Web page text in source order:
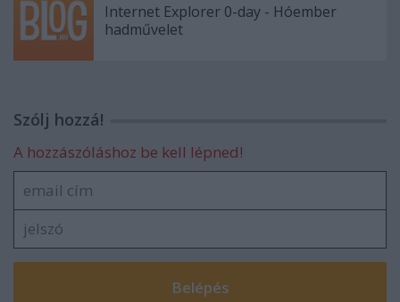
Internet Explorer 0-day - Hóember
hadművelet
Szólj hozzá!
A hozzászóláshoz be kell lépned!